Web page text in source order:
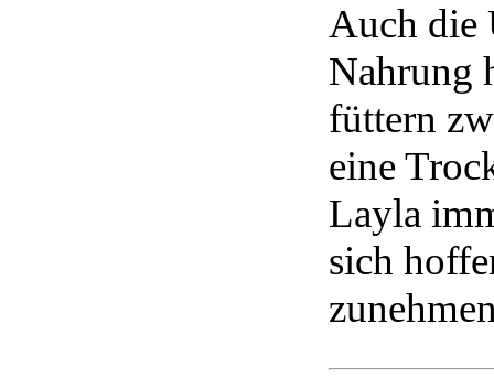
Auch die
Nahrung
füttern
eine
Layla
sich